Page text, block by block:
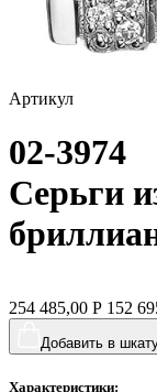
спичка
треугольник
хвост кита
цветы
черепаха
яблочки
Артикул
02-3974
Серьги
254 485,00 Р 152
Добавить в
Характеристики: